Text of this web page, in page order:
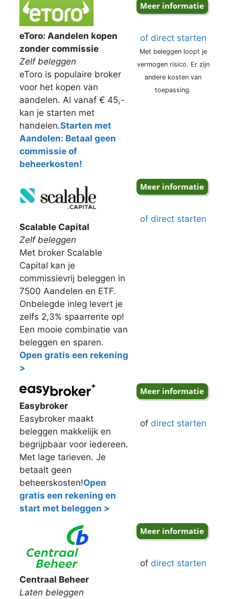
eToro: Aandelen kopen
zonder commissie
Zelf beleggen
eToro is populaire broker
voor het kopen van
aandelen. Al vanaf € 45,-
kan je starten met
handelen.Starten met
Aandelen: Betaal geen
commissie of
beheerkosten!
of direct starten
Met beleggen loopt je
vermogen risico. Er zijn
andere kosten van
toepassing.
Scalable Capital
Zelf beleggen
Met broker Scalable
Capital kan je
commissievrij beleggen in
7500 Aandelen en ETF.
Onbelegde inleg levert je
zelfs 2,3% spaarrente op!
Een mooie combinatie van
beleggen en sparen.
Open gratis een rekening
>
of direct starten
Easybroker
Easybroker maakt
beleggen makkelijk en
begrijpbaar voor iedereen.
Met lage tarieven. Je
betaalt geen
beheerskosten!Open
gratis een rekening en
start met beleggen >
of direct starten
Centraal Beheer
Laten beleggen
of direct starten